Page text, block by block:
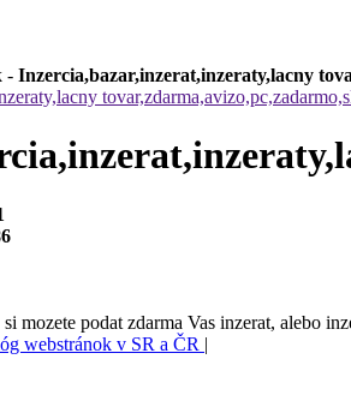
- Inzercia,bazar,inzerat,inzeraty,lacny
mozete podat zdarma Vas inzerat, alebo
webstránok v SR a ČR |